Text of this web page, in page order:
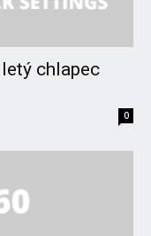
chlapec
0